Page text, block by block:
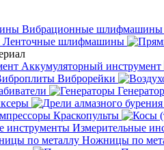
Вибрационные шлифмашины
Ленточные шлифмашины
Аккумуляторный инструмент
Виброрейки
Краскопульты
Измерительные
Ножницы по